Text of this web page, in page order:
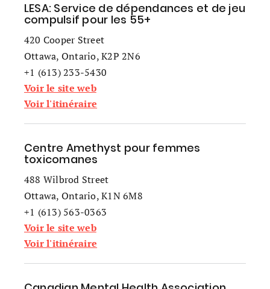
LESA: Service de dépendances et de jeu
compulsif pour les 55+
420 Cooper Street
Ottawa, Ontario, K2P 2N6
+1 (613) 233-5430
Voir le site web
Voir l'itinéraire
Centre Amethyst pour femmes
toxicomanes
488 Wilbrod Street
Ottawa, Ontario, K1N 6M8
+1 (613) 563-0363
Voir le site web
Voir l'itinéraire